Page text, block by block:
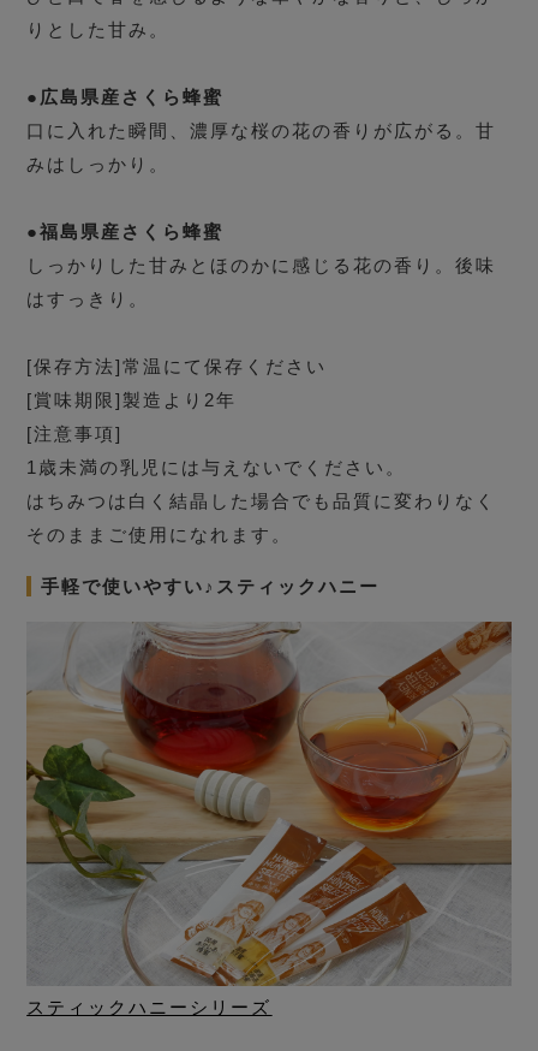
りとした甘み。
●広島県産さくら蜂蜜
口に入れた瞬間、濃厚な桜の花の香りが広がる。甘
みはしっかり。
●福島県産さくら蜂蜜
しっかりした甘みとほのかに感じる花の香り。後味
はすっきり。
[保存方法]常温にて保存ください
[賞味期限]製造より2年
[注意事項]
1歳未満の乳児には与えないでください。
はちみつは白く結晶した場合でも品質に変わりなく
そのままご使用になれます。
手軽で使いやすい♪スティックハニー
スティックハニーシリーズ